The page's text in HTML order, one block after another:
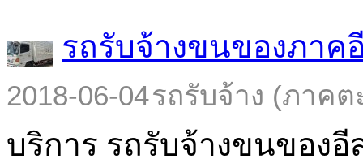
รถรับจ้างขนของภาค
2018-06-04รถรับจ้าง (ภาคต
บริการ รถรับจ้างขนของ